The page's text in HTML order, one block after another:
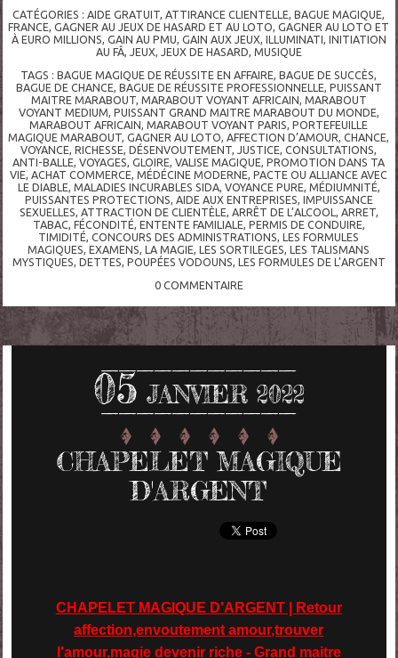
CATÉGORIES : AIDE GRATUIT ATTIRANCE CLIENTELLE ,BAGUE MAGIQUE
FRANCE ,GAGNER AU JEUX DE HASARD ET AU LOTO ,GAGNER AU LOTO ET
À EURO MILLIONS GAIN AU PMU GAIN AUX JEUX, ILLUMINATI INITIATION
AU FÂ, JEUX, JEUX DE HASARD MUSIQUE
TAGS :BAGUE MAGIQUE DE RÉUSSITE EN AFFAIRE,BAGUE DE SUCCÈS,
BAGUE DE CHANCE, BAGUE DE RÉUSSITE PROFESSIONNELLE, PUISSANT
MAITRE MARABOUT, MARABOUT VOYANT AFRICAIN, MARABOUT
VOYANT MEDIUM, PUISSANT GRAND MAITRE MARABOUT DU MONDE,
MARABOUT AFRICAIN,MARABOUT VOYANT PARIS,PORTEFEUILLE
MAGIQUE MARABOUT,GAGNER AU LOTO,AFFECTION D’AMOUR,CHANCE,
VOYANCE,RICHESSE,DÉSENVOUTEMENT,JUSTICE,CONSULTATIONS,
ANTI-BALLE,VOYAGES,GLOIRE,VALISE MAGIQUE,PROMOTION DANS TA
VIE,ACHAT COMMERCE,MÉDÉCINE MODERNE,PACTE OU ALLIANCE AVEC
LE DIABLE, MALADIES INCURABLES SIDA, VOYANCE PURE, MÉDIUMNITÉ,
PUISSANTES PROTECTIONS, AIDE AUX ENTREPRISES, IMPUISSANCE
SEXUELLES, ATTRACTION DE CLIENTÈLE, ARRÊT DE L’ALCOOL , ARRET,
TABAC, FÉCONDITÉ, ENTENTE FAMILIALE, PERMIS DE CONDUIRE,
TIMIDITÉ,CONCOURS DES ADMINISTRATIONS,LES FORMULES
MAGIQUES,EXAMENS,LA MAGIE,LES SORTILEGES,LES TALISMANS
MYSTIQUES, DETTES, POUPÉES VODOUNS, LES FORMULES DE L’ARGENT
0 COMMENTAIRE
05 JANVIER 2022
CHAPELET MAGIQUE
D'ARGENT
CHAPELET MAGIQUE D'ARGENT | Retour
affection,envoutement amour,trouver
l'amour,magie devenir riche - Grand maitre